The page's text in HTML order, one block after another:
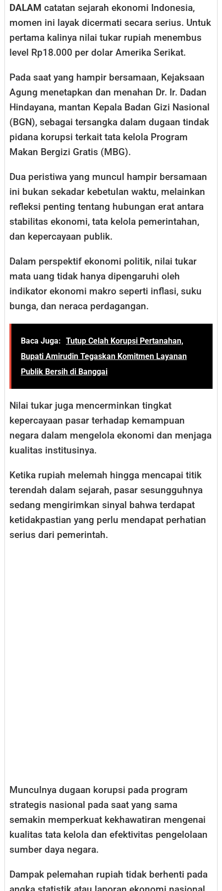
DALAM catatan sejarah ekonomi Indonesia,
momen ini layak dicermati secara serius. Untuk
pertama kalinya nilai tukar rupiah menembus
level Rp18.000 per dolar Amerika Serikat.
Pada saat yang hampir bersamaan, Kejaksaan
Agung menetapkan dan menahan Dr. Ir. Dadan
Hindayana, mantan Kepala Badan Gizi Nasional
(BGN), sebagai tersangka dalam dugaan tindak
pidana korupsi terkait tata kelola Program
Makan Bergizi Gratis (MBG).
Dua peristiwa yang muncul hampir bersamaan
ini bukan sekadar kebetulan waktu, melainkan
refleksi penting tentang hubungan erat antara
stabilitas ekonomi, tata kelola pemerintahan,
dan kepercayaan publik.
Dalam perspektif ekonomi politik, nilai tukar
mata uang tidak hanya dipengaruhi oleh
indikator ekonomi makro seperti inflasi, suku
bunga, dan neraca perdagangan.
Baca Juga: Tutup Celah Korupsi Pertanahan,
Bupati Amirudin Tegaskan Komitmen Layanan
Publik Bersih di Banggai
Nilai tukar juga mencerminkan tingkat
kepercayaan pasar terhadap kemampuan
negara dalam mengelola ekonomi dan menjaga
kualitas institusinya.
Ketika rupiah melemah hingga mencapai titik
terendah dalam sejarah, pasar sesungguhnya
sedang mengirimkan sinyal bahwa terdapat
ketidakpastian yang perlu mendapat perhatian
serius dari pemerintah.
Munculnya dugaan korupsi pada program
strategis nasional pada saat yang sama
semakin memperkuat kekhawatiran mengenai
kualitas tata kelola dan efektivitas pengelolaan
sumber daya negara.
Dampak pelemahan rupiah tidak berhenti pada